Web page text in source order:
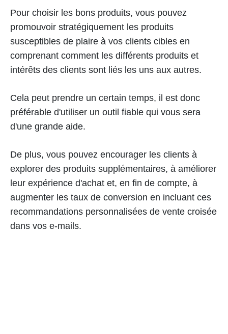
Pour choisir les bons produits, vous pouvez
promouvoir stratégiquement les produits
susceptibles de plaire à vos clients cibles en
comprenant comment les différents produits et
intérêts des clients sont liés les uns aux autres.
Cela peut prendre un certain temps, il est donc
préférable d'utiliser un outil fiable qui vous sera
d'une grande aide.
De plus, vous pouvez encourager les clients à
explorer des produits supplémentaires, à améliorer
leur expérience d'achat et, en fin de compte, à
augmenter les taux de conversion en incluant ces
recommandations personnalisées de vente croisée
dans vos e-mails.